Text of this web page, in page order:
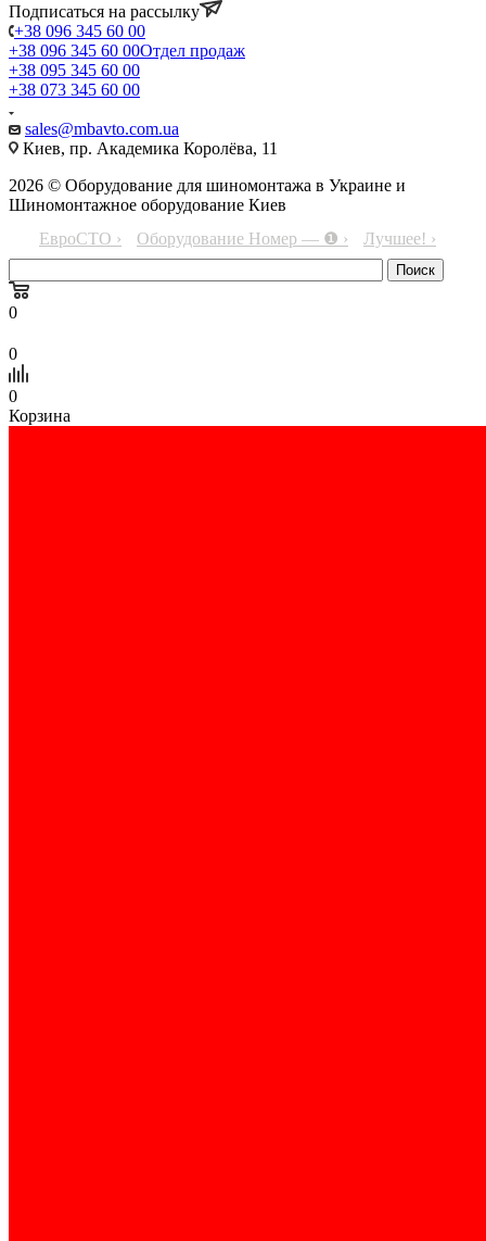
Подписаться на рассылку
+38 096 345 60 00
+38 096 345 60 00Отдел продаж
+38 095 345 60 00
+38 073 345 60 00
sales@mbavto.com.ua
Киев, пр. Академика Королёва, 11
2026 © Оборудование для шиномонтажа в Украине и
Шиномонтажное оборудование Киев
ЕвроСТО ›
Оборудование Номер — ❶ › Лучшее! ›
0
0
0
Корзина